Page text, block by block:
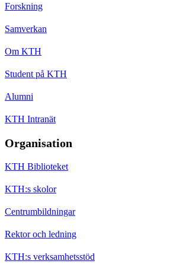
Forskning
Samverkan
Om KTH
Student på KTH
Alumni
KTH Intranät
Organisation
KTH Biblioteket
KTH:s skolor
Centrumbildningar
Rektor och ledning
KTH:s verksamhetsstöd